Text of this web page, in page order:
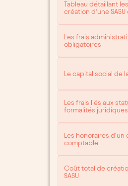
Tableau détaillant
création d’une
Les frais
obligatoires
Le capital social de la
Les frais liés aux
formalités juridiques
Les honoraires d’un
comptable
Coût total de
SASU